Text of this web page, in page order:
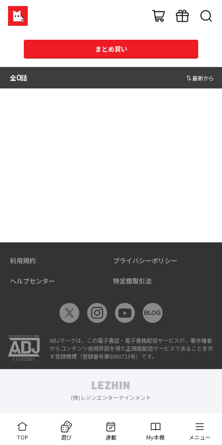
まとめ買い
全0話 最新から
TOP 遊び 連載 My本棚 メニュー
利用規約 プライバシーポリシー
ヘルプセンター 特定商取引法
ABJマークは、この電子書店・電子書籍配信サービスが、著作権者
からコンテンツ使用許諾を得た正規版配信サービスであることを示
す登録商標（登録番号第6091713号）です。
(株)レジンエンターテインメント